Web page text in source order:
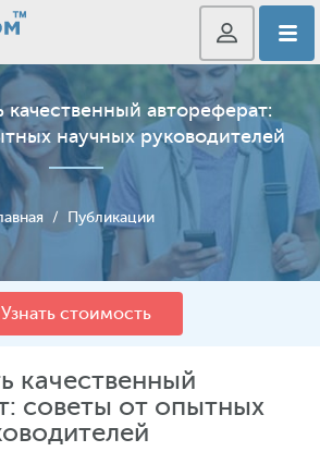
качественный автореферат:
научных руководителей
/ Публикации
Узнать стоимость
качественный
советы от опытных